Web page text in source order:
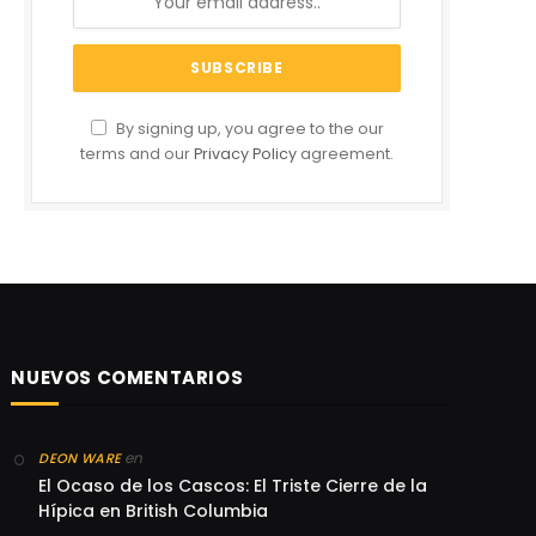
By signing up, you agree to the our
terms and ourPrivacy Policy agreement.
NUEVOS COMENTARIOS
DEON WAREen
El Ocaso de los Cascos: El Triste Cierre de la
Hípica en British Columbia